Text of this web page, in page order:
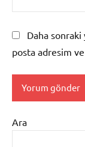
Daha sonraki
posta adresim
Ara